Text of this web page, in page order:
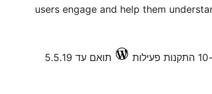
users engage and help them
תואם עד 5.5.19